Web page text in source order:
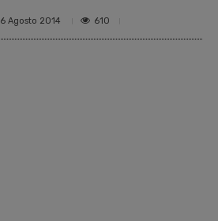
6 Agosto 2014 610